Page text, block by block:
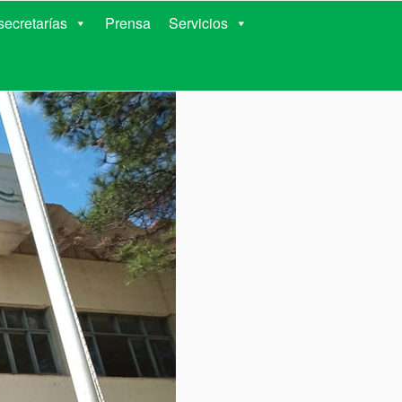
Prensa Servicios